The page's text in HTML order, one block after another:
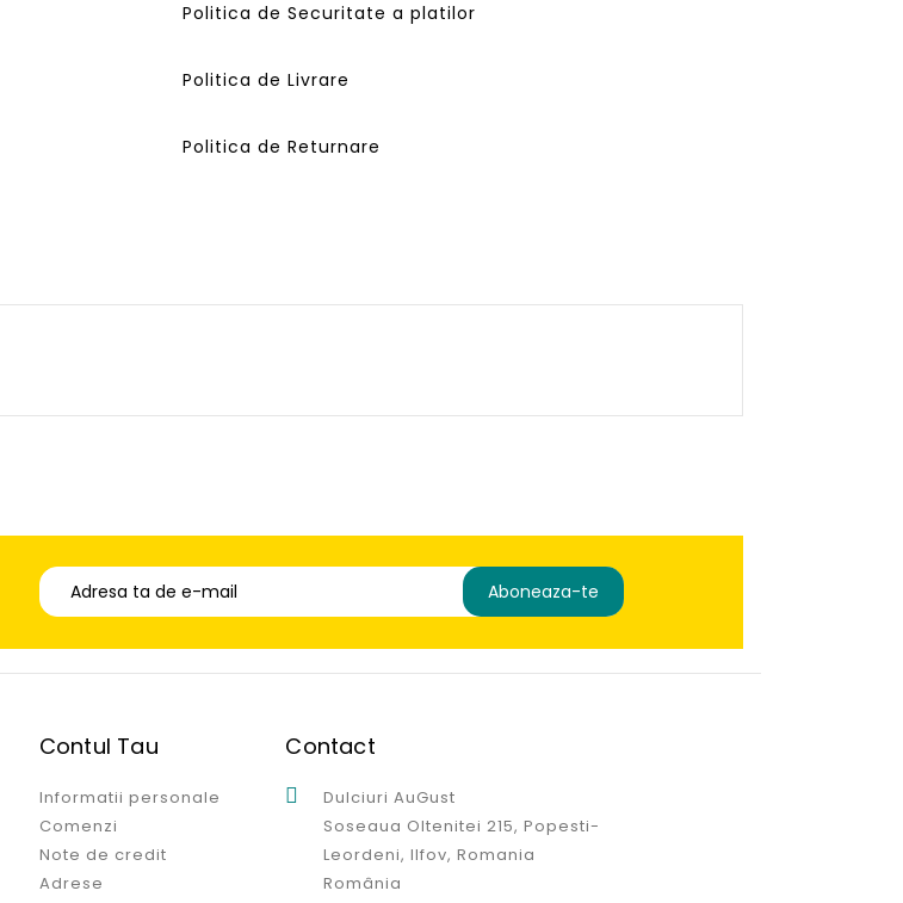
Politica de Securitate a platilor
Politica de Livrare
Politica de Returnare
Contul Tau
Informatii personale
Comenzi
Note de credit
Adrese
Contact

Dulciuri AuGust
Soseaua Oltenitei 215, Popesti-
Leordeni, Ilfov, Romania
România